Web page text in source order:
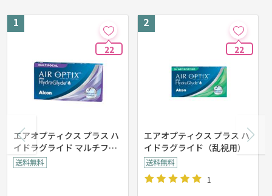
22
エアオプティクス プラス ハ
イドラグライド マルチフォ
ーカル
22
エアオプティクス プラス ハ
イドラグライド（乱視用）
1